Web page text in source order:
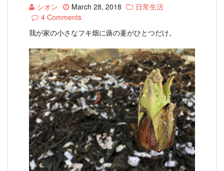
シオン March 28, 2018
日常生活
4 Comments
我が家の小さなフキ畑に蕗の薹がひとつだけ。